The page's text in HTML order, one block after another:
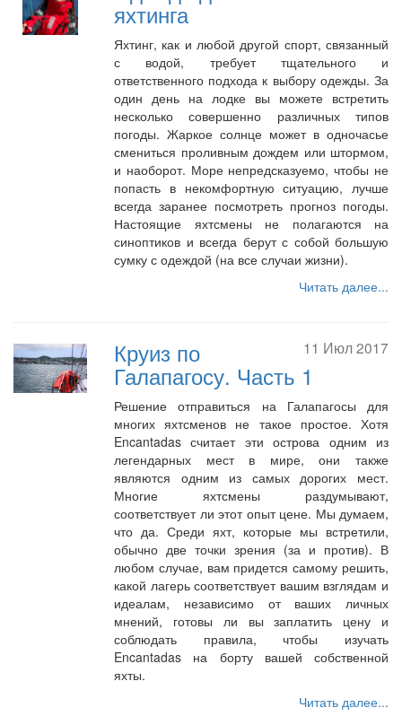
яхтинга
Яхтинг, как и любой другой спорт, связанный
с водой, требует тщательного и
ответственного подхода к выбору одежды. За
один день на лодке вы можете встретить
несколько совершенно различных типов
погоды. Жаркое солнце может в одночасье
смениться проливным дождем или штормом,
и наоборот. Море непредсказуемо, чтобы не
попасть в некомфортную ситуацию, лучше
всегда заранее посмотреть прогноз погоды.
Настоящие яхтсмены не полагаются на
синоптиков и всегда берут с собой большую
сумку с одеждой (на все случаи жизни).
Читать далее...
11 Июл 2017
Круиз по
Галапагосу. Часть 1
Решение отправиться на Галапагосы для
многих яхтсменов не такое простое. Хотя
Encantadas считает эти острова одним из
легендарных мест в мире, они также
являются одним из самых дорогих мест.
Многие яхтсмены раздумывают,
соответствует ли этот опыт цене. Мы думаем,
что да. Среди яхт, которые мы встретили,
обычно две точки зрения (за и против). В
любом случае, вам придется самому решить,
какой лагерь соответствует вашим взглядам и
идеалам, независимо от ваших личных
мнений, готовы ли вы заплатить цену и
соблюдать правила, чтобы изучать
Encantadas на борту вашей собственной
яхты.
Читать далее...